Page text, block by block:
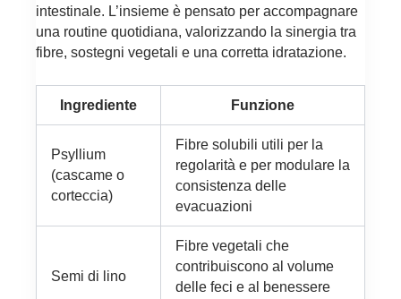
intestinale. L’insieme è pensato per accompagnare
una routine quotidiana, valorizzando la sinergia tra
fibre, sostegni vegetali e una corretta idratazione.
Ingrediente Funzione
Psyllium
(cascame o
corteccia)
Fibre solubili utili per la
regolarità e per modulare la
consistenza delle
evacuazioni
Semi di lino
Fibre vegetali che
contribuiscono al volume
delle feci e al benessere